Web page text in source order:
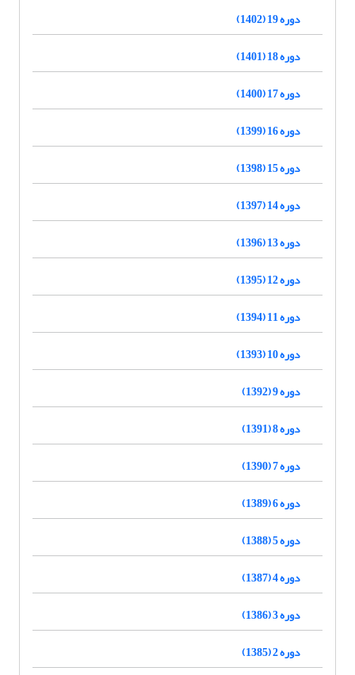
دوره 19 (1402)
دوره 18 (1401)
دوره 17 (1400)
دوره 16 (1399)
دوره 15 (1398)
دوره 14 (1397)
دوره 13 (1396)
دوره 12 (1395)
دوره 11 (1394)
دوره 10 (1393)
دوره 9 (1392)
دوره 8 (1391)
دوره 7 (1390)
دوره 6 (1389)
دوره 5 (1388)
دوره 4 (1387)
دوره 3 (1386)
دوره 2 (1385)